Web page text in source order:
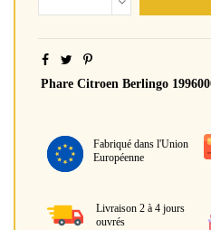
Phare Citroen Berlingo
Fabriqué dans l'Union
Européenne
Livraison 2 à 4 jours
ouvrés